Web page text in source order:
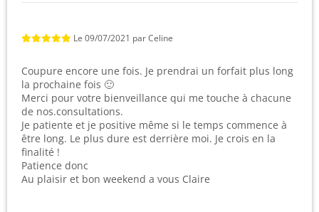
Le 09/07/2021 parCeline
Coupure encore une fois. Je prendrai un forfait plus long
la prochaine fois 🙂
Merci pour votre bienveillance qui me touche à chacune
de nos.consultations.
Je patiente et je positive même si le temps commence à
être long. Le plus dure est derrière moi. Je crois en la
finalité !
Patience donc
Au plaisir et bon weekend a vous Claire